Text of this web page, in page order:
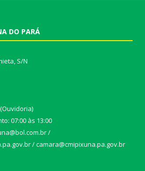
DO PARÁ
S/N
07:00 às 13:00
/
/ camara@cmipixuna.pa.gov.br